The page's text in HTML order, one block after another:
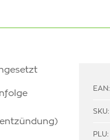
EAN:
SKU:
PLU: